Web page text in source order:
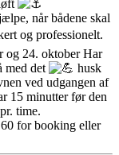
når bådene skal
og professionelt.
og 24. oktober Har
med det
husk
ved udgangen af
15 minutter før den
time.
for booking eller